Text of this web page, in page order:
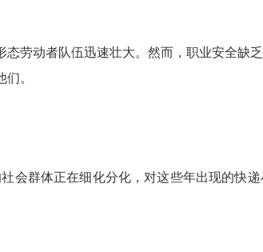
态劳动者队伍迅速壮大。然而，职业安全缺
。
会群体正在细化分化，对这些年出现的快